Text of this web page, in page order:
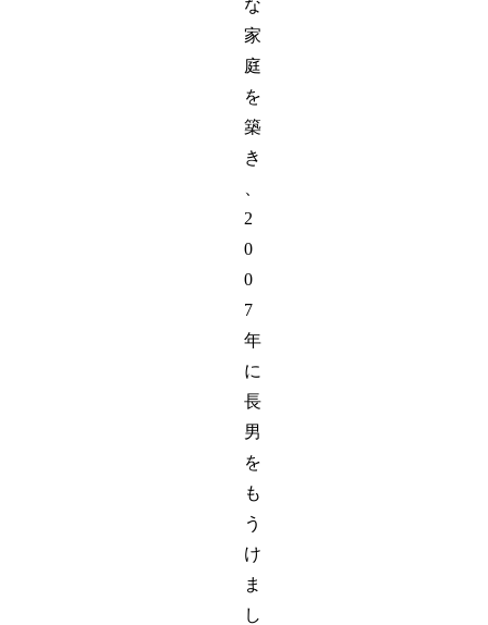
な
家
庭
を
築
き
2
0
0
7
年
に
長
男
を
も
う
け
ま
し